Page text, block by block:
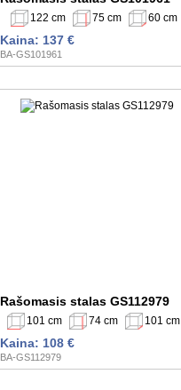
122 cm 75 cm 60 cm
Kaina: 137 €
BA-GS101961
Rašomasis stalas GS112979
101 cm 74 cm 101 cm
Kaina: 108 €
BA-GS112979